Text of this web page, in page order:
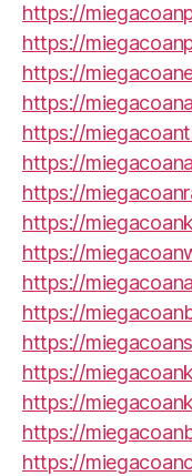
https://
https://
https://
https://
https://
https://
https://
https://
https://
https://
https://
https://
https://
https://
https://
https://